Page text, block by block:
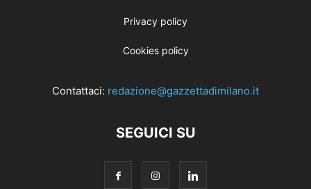
Privacy policy
Cookies policy
Contattaci: redazione@gazzettadimilano.it
SEGUICI SU